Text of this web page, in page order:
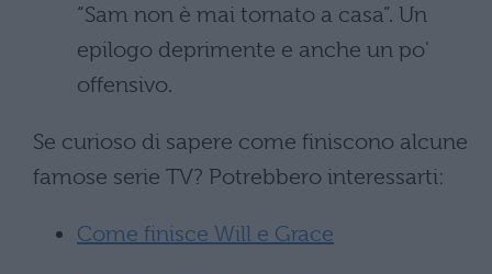
“Sam non è mai tornato a casa”. Un
epilogo deprimente e anche un po'
offensivo.
Se curioso di sapere come finiscono alcune
famose serie TV? Potrebbero interessarti:
Come finisce Will e Grace